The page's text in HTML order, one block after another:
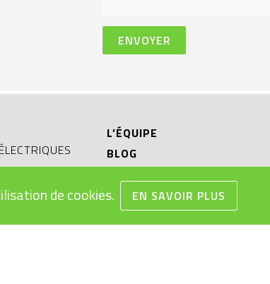
ÉLECTRIQUES
L’ÉQUIPE
BLOG
TESTER UN VÉLO ÉLECTRIQUE
OCCASIONS ET PRIX RÉDUITS
de cookies. EN SAVOIR PLUS